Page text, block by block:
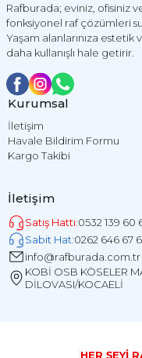
Rafburada; eviniz, ofisiniz
fonksiyonel raf çözümleri
Yaşam alanlarınıza
daha kullanışlı hale getirir.
Kurumsal
İletişim
Havale Bildirim Formu
Kargo Takibi
İletişim
Satış Hattı:0532 139 60
Sabit Hat:0262 646 67
info@rafburada.com.tr
KOBİ OSB KÖSELER
DİLOVASI/KOCAELİ
HER ŞEYİ